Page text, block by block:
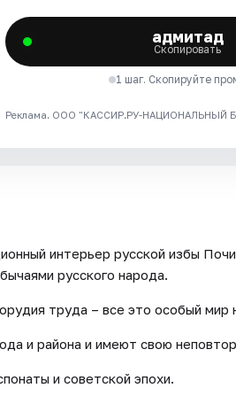
адмитад
Скопировать
1 шаг. Скопируйте
Реклама. ООО "КАССИР.РУ-НАЦИОНАЛЬНЫЙ
интерьер русской избы
русского народа.
труда – все это особый мир
и района и имеют свою
и советской эпохи.